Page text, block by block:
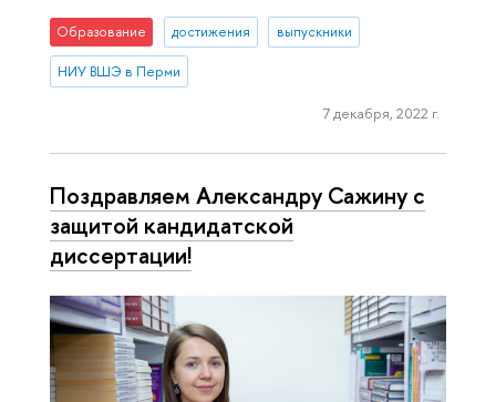
Образование достижения выпускники
НИУ ВШЭ в Перми
7 декабря, 2022 г.
Поздравляем Александру Сажину с
защитой кандидатской
диссертации!